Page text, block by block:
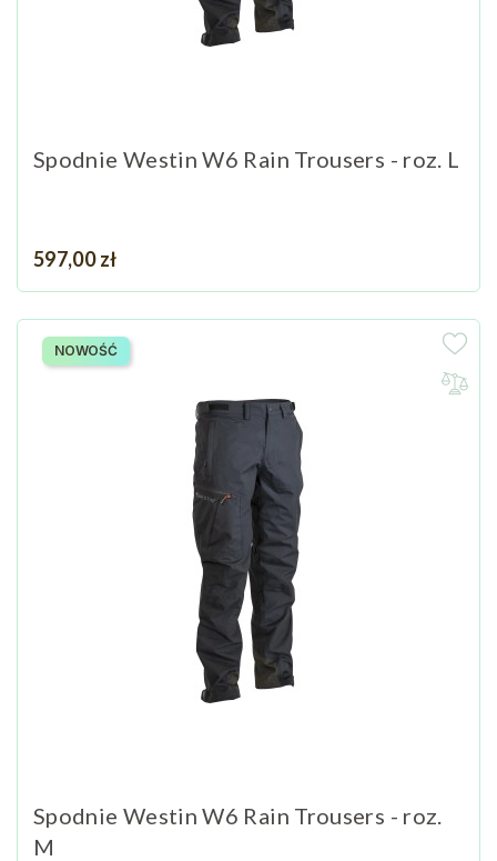
Spodnie Westin W6 Rain Trousers - roz. L
Cena
597,00 zł
Spodnie Westin W6 Rain Trousers - roz.
M
NOWOŚĆ